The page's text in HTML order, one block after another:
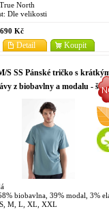
True North
Dle velikosti
690 Kč
Koupit
Detail
S SS Pánské tričko s
z biobavlny a modalu -
biobavlna, 39% modal, 3%
M, L, XL, XXL